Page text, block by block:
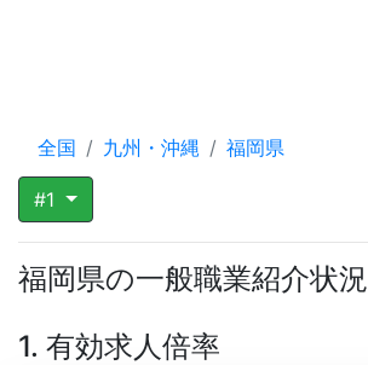
全国 九州・沖縄 福岡県
#1
福岡県の一般職業紹介状況
1. 有効求人倍率